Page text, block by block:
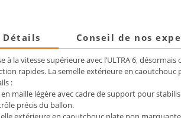
Détails Conseil de nos
à la vitesse supérieure avec l’ULTRA 6,
rapides. La semelle extérieure en
:
en maille légère avec cadre de support pour
précis du ballon.